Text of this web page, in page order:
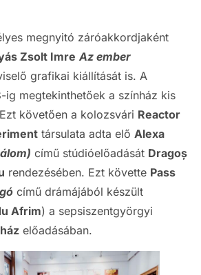
megnyitó záróakkordjaként
Zsolt Imre Az ember
grafikai kiállítását is. A
ig megtekinthetőek a színház kis
követően a kolozsvári Reactor
társulata adta elő Alexa
című stúdióelőadását Dragoș
rendezésében. Ezt követte Pass
című drámájából készült
Afrim) a sepsiszentgyörgyi
előadásában.